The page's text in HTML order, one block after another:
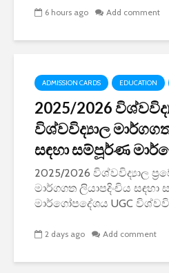
6 hours ago Add comment
ADMISSION CARDS EDUCATION
2025/2026
විශ්වවිද්‍යාල
සඳහා සම්පූර්ණ
2025/2026 විශ්වවිද්‍යාල
මාර්ගගත ලියාපදිංචිය
මාර්ගෝපදේශය UGC
2 days ago Add comment